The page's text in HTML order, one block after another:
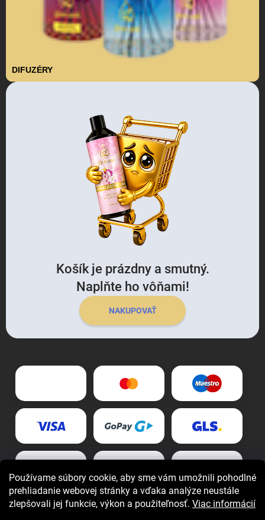
Používame súbory cookie, aby sme vám umožnili pohodlné
prehliadanie webovej stránky a vďaka analýze neustále
zlepšovali jej funkcie, výkon a použiteľnosť. Viac informácií
DIFUZÉRY
Košík je prázdny a smutný.
Naplňte ho vôňami!
NAKUPOVAŤ